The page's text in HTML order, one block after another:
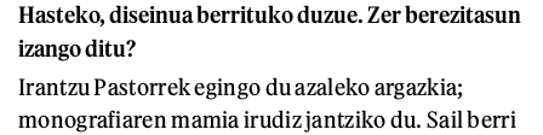
Hasteko, diseinua berrituko duzue. Zer berezitasun
izango ditu?
Irantzu Pastorrek egingo du azaleko argazkia;
monografiaren mamia irudiz jantziko du. Sail berri